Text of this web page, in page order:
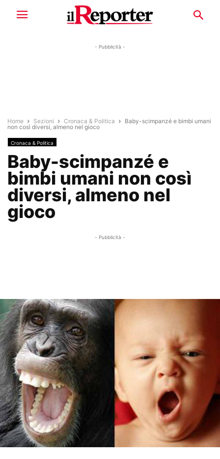
- Pubblicità -
Home Sezioni Cronaca & Politica
Baby-scimpanzé e bimbi umani
non così diversi, almeno nel gioco
Cronaca & Politica
Baby-scimpanzé e
bimbi umani non così
diversi, almeno nel
gioco
- Pubblicità -